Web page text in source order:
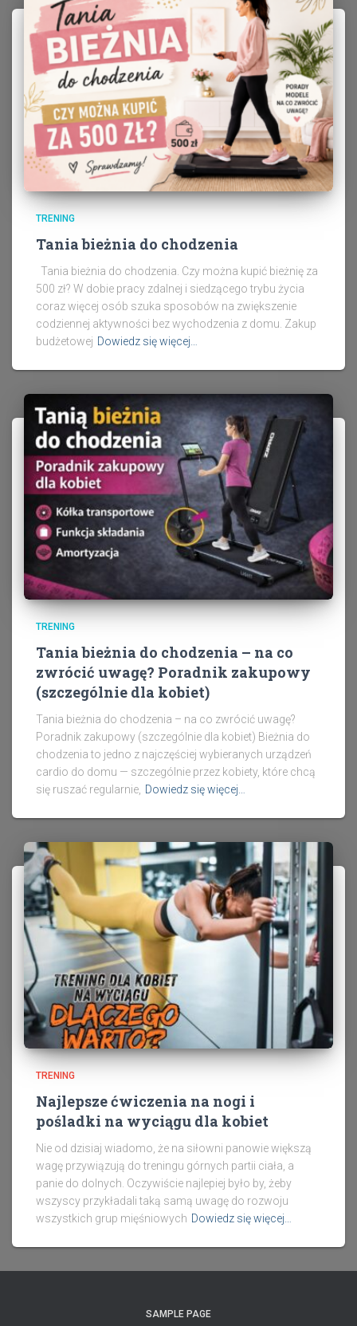
TRENING
Tania bieżnia do chodzenia
Tania bieżnia do chodzenia. Czy można kupić bieżnię za
500 zł? W dobie pracy zdalnej i siedzącego trybu życia
coraz więcej osób szuka sposobów na zwiększenie
codziennej aktywności bez wychodzenia z domu. Zakup
budżetowej Dowiedz się więcej…
TRENING
Tania bieżnia do chodzenia – na co
zwrócić uwagę? Poradnik zakupowy
(szczególnie dla kobiet)
Tania bieżnia do chodzenia – na co zwrócić uwagę?
Poradnik zakupowy (szczególnie dla kobiet) Bieżnia do
chodzenia to jedno z najczęściej wybieranych urządzeń
cardio do domu — szczególnie przez kobiety, które chcą
się ruszać regularnie, Dowiedz się więcej…
TRENING
Najlepsze ćwiczenia na nogi i
pośladki na wyciągu dla kobiet
Nie od dzisiaj wiadomo, że na siłowni panowie większą
wagę przywiązują do treningu górnych partii ciała, a
panie do dolnych. Oczywiście najlepiej było by, żeby
wszyscy przykładali taką samą uwagę do rozwoju
wszystkich grup mięśniowych Dowiedz się więcej…
SAMPLE PAGE